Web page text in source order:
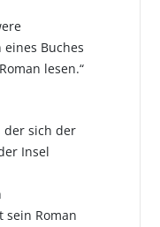
Buches
lesen.“
der sich der
Insel
sein Roman